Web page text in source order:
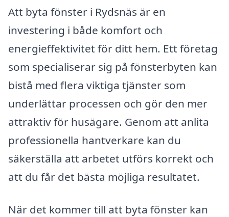
Att byta fönster i Rydsnäs är en
investering i både komfort och
energieffektivitet för ditt hem. Ett företag
som specialiserar sig på fönsterbyten kan
bistå med flera viktiga tjänster som
underlättar processen och gör den mer
attraktiv för husägare. Genom att anlita
professionella hantverkare kan du
säkerställa att arbetet utförs korrekt och
att du får det bästa möjliga resultatet.
När det kommer till att byta fönster kan